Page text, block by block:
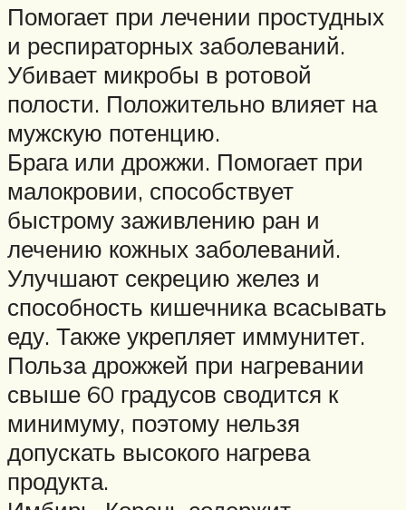
Помогает при лечении простудных
и респираторных заболеваний.
Убивает микробы в ротовой
полости. Положительно влияет на
мужскую потенцию.
Брага или дрожжи. Помогает при
малокровии, способствует
быстрому заживлению ран и
лечению кожных заболеваний.
Улучшают секрецию желез и
способность кишечника всасывать
еду. Также укрепляет иммунитет.
Польза дрожжей при нагревании
свыше 60 градусов сводится к
минимуму, поэтому нельзя
допускать высокого нагрева
продукта.